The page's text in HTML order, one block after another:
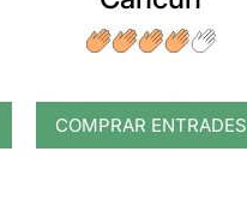
COMPRAR ENTRADES